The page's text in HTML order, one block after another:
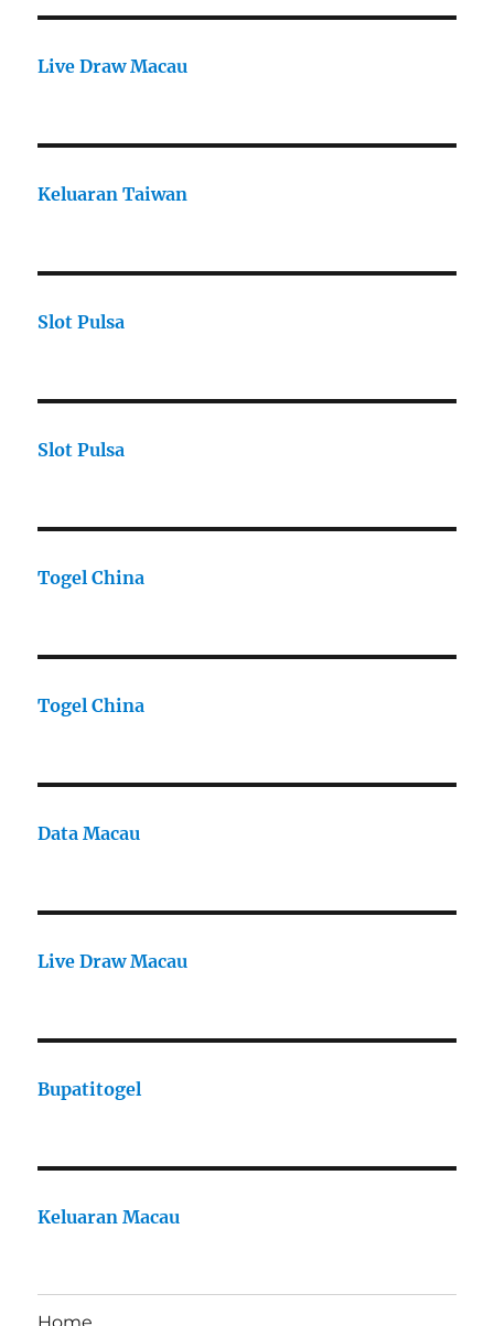
Live Draw Macau
Keluaran Taiwan
Slot Pulsa
Slot Pulsa
Togel China
Togel China
Data Macau
Live Draw Macau
Bupatitogel
Keluaran Macau
Home